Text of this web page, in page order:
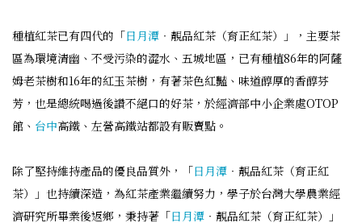
種植紅茶已有四代的「日月潭 ‧靚品紅茶（育正紅茶）」，主要茶
區為環境清幽、不受污染的澀水、五城地區，已有種植86年的阿薩
姆老茶樹和16年的紅玉茶樹，有著茶色紅豔、味道醇厚的香醇芬
芳，也是總統喝過後讚不絕口的好茶，於經濟部中小企業處OTOP
館、 台中高鐵、左營高鐵站都設有販賣點。
除了堅持維持產品的優良品質外，「日月潭 ‧靚品紅茶（育正紅
茶）」也持續深造，為紅茶產業繼續努力，學子於台灣大學農業經
濟研究所畢業後返鄉，秉持著「日月潭 ‧靚品紅茶（育正紅茶）」